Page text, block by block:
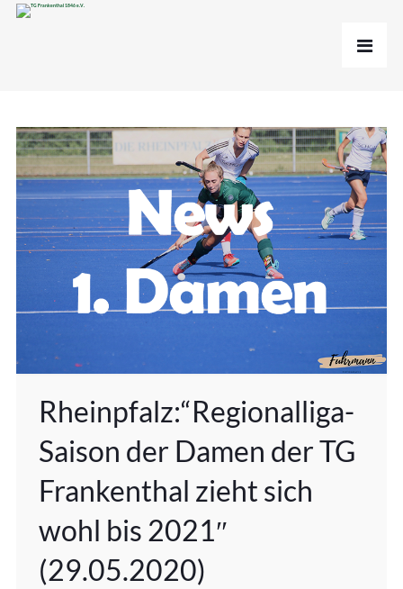
Rheinpfalz:“Regionalliga-
Saison der Damen der TG
Frankenthal zieht sich
wohl bis 2021″
(29.05.2020)